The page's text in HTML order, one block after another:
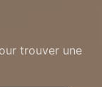
trouver une